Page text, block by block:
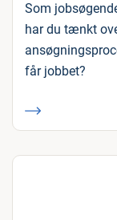
Som
har du tænkt
får jobbet?